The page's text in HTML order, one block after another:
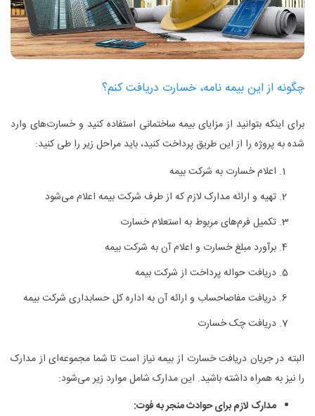
چگونه از این بیمه نامه، خسارت دریافت کنم؟
برای اینکه بتوانید از مزایای بیمه ساختمانی استفاده کنید و خسارت‌های وارد
شده به پروژه را از این طریق پرداخت کنید، باید مراحل زیر را طی کنید:
اعلام خسارت به شرکت بیمه
تهیه و ارائه مدارک لازم که از طرف شرکت بیمه اعلام می‌شود
تکمیل فرم‌های مربوط به استعلام خسارت
برآورد مبلغ خسارت و اعلام آن به شرکت بیمه
دریافت حواله پرداخت از شرکت بیمه
دریافت مفاصاحساب و ارائه آن به اداره کل حسابداری شرکت بیمه
دریافت چک خسارت
البته در جریان دریافت خسارت از بیمه نیاز است تا شما مجموعه‌ای از مدارک
را نیز به همراه داشته باشید. این مدارک شامل موارد زیر می‌شود:
مدارک لازم برای حوادث منجر به فوت: